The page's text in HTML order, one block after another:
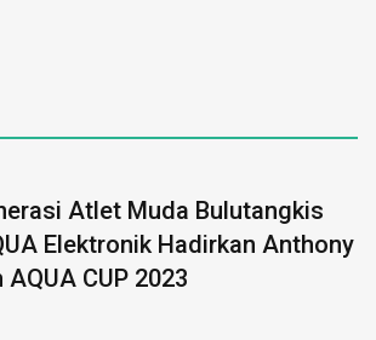
Atlet Muda Bulutangkis
Elektronik Hadirkan Anthony
CUP 2023